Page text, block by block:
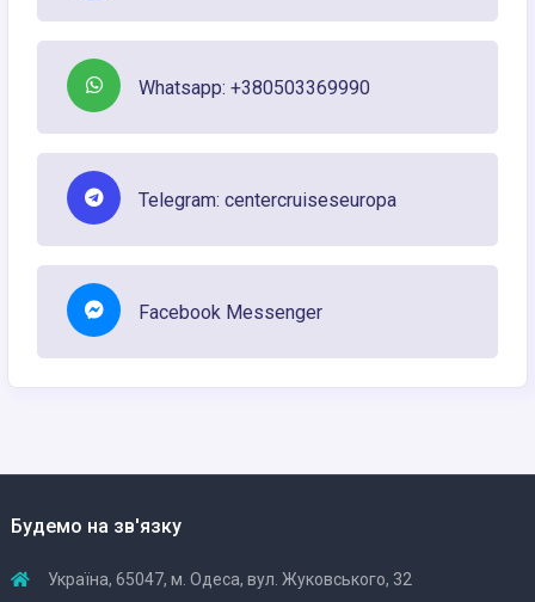
Whatsapp: +380503369990
Telegram: centercruiseseuropa
Facebook Messenger
Будемо на зв'язку
Україна, 65047, м. Одеса, вул. Жуковського, 32